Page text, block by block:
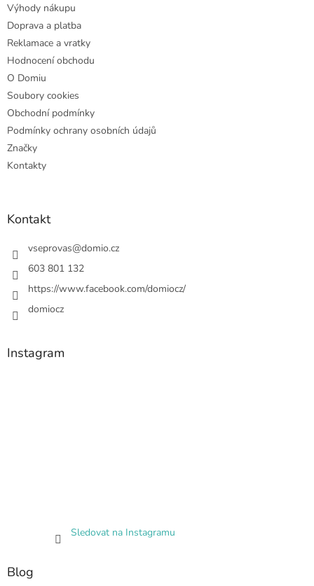
Výhody nákupu
Doprava a platba
Reklamace a vratky
Hodnocení obchodu
O Domiu
Soubory cookies
Obchodní podmínky
Podmínky ochrany osobních údajů
Značky
Kontakty
Kontakt
vseprovas@domio.cz
603 801 132
https://www.facebook.com/domiocz/
domiocz
Instagram
Sledovat na Instagramu
Blog